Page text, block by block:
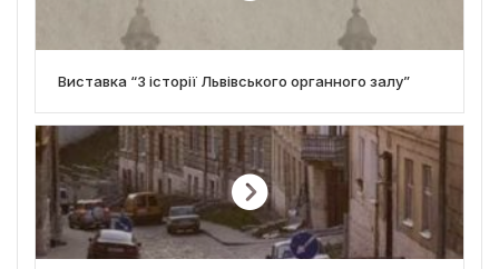
Виставка “З історії Львівського органного залу”